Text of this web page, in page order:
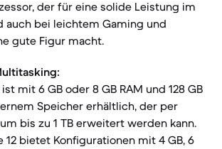
der für eine solide Leistung im
auch bei leichtem Gaming und
gute Figur macht.
mit 6 GB oder 8 GB RAM und 128 GB
Speicher erhältlich, der per
bis zu 1 TB erweitert werden kann.
12 bietet Konfigurationen mit 4 GB, 6